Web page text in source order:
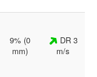
9% (0
mm)
DR 3
m/s